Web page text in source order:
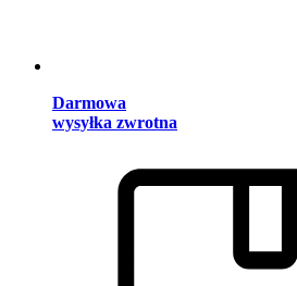
Darmowa
wysyłka zwrotna